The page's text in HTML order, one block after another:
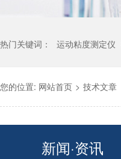
热门关键词： 运动粘度测定仪
您的位置: 网站首页 > 技术文章
新闻·资讯